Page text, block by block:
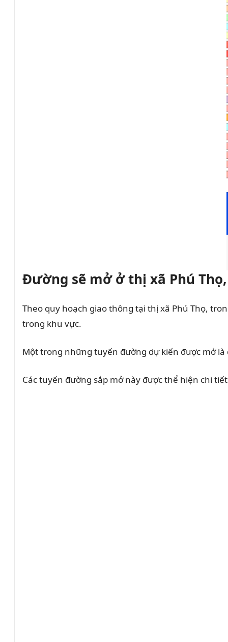
Đường sẽ mở ở thị xã Phú
Theo quy hoạch giao thông tại thị xã Phú Thọ,
trong khu vực.
Một trong những tuyến đường dự kiến được mở
Các tuyến đường sắp mở này được thể hiện chi